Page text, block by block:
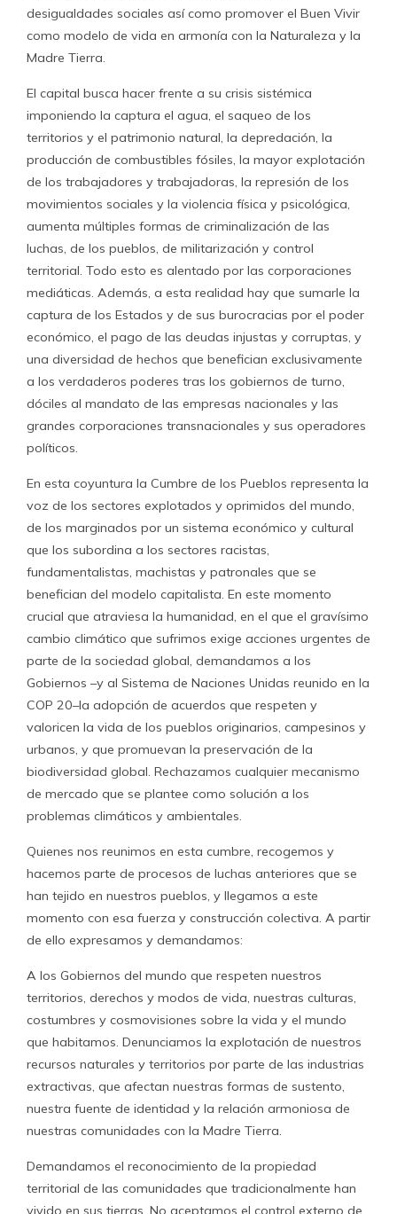
desigualdades sociales así como promover el Buen Vivir
como modelo de vida en armonía con la Naturaleza y la
Madre Tierra.
El capital busca hacer frente a su crisis sistémica
imponiendo la captura el agua, el saqueo de los
territorios y el patrimonio natural, la depredación, la
producción de combustibles fósiles, la mayor explotación
de los trabajadores y trabajadoras, la represión de los
movimientos sociales y la violencia física y psicológica,
aumenta múltiples formas de criminalización de las
luchas, de los pueblos, de militarización y control
territorial. Todo esto es alentado por las corporaciones
mediáticas. Además, a esta realidad hay que sumarle la
captura de los Estados y de sus burocracias por el poder
económico, el pago de las deudas injustas y corruptas, y
una diversidad de hechos que benefician exclusivamente
a los verdaderos poderes tras los gobiernos de turno,
dóciles al mandato de las empresas nacionales y las
grandes corporaciones transnacionales y sus operadores
políticos.
En esta coyuntura la Cumbre de los Pueblos representa la
voz de los sectores explotados y oprimidos del mundo,
de los marginados por un sistema económico y cultural
que los subordina a los sectores racistas,
fundamentalistas, machistas y patronales que se
benefician del modelo capitalista. En este momento
crucial que atraviesa la humanidad, en el que el gravísimo
cambio climático que sufrimos exige acciones urgentes de
parte de la sociedad global, demandamos a los
Gobiernos –y al Sistema de Naciones Unidas reunido en la
COP 20–la adopción de acuerdos que respeten y
valoricen la vida de los pueblos originarios, campesinos y
urbanos, y que promuevan la preservación de la
biodiversidad global. Rechazamos cualquier mecanismo
de mercado que se plantee como solución a los
problemas climáticos y ambientales.
Quienes nos reunimos en esta cumbre, recogemos y
hacemos parte de procesos de luchas anteriores que se
han tejido en nuestros pueblos, y llegamos a este
momento con esa fuerza y construcción colectiva. A partir
de ello expresamos y demandamos:
A los Gobiernos del mundo que respeten nuestros
territorios, derechos y modos de vida, nuestras culturas,
costumbres y cosmovisiones sobre la vida y el mundo
que habitamos. Denunciamos la explotación de nuestros
recursos naturales y territorios por parte de las industrias
extractivas, que afectan nuestras formas de sustento,
nuestra fuente de identidad y la relación armoniosa de
nuestras comunidades con la Madre Tierra.
Demandamos el reconocimiento de la propiedad
territorial de las comunidades que tradicionalmente han
vivido en sus tierras. No aceptamos el control externo de